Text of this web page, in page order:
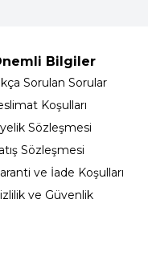
Bilgiler
Sorulan Sorular
Koşulları
Sözleşmesi
Sözleşmesi
ve İade Koşulları
ve Güvenlik